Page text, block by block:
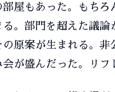
部屋もあった。もち
。部門を超えた議
原案が生まれる。
が盛んだった。リ